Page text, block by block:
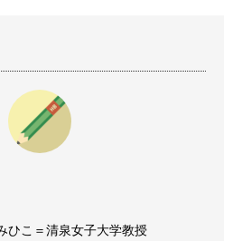
ひこ＝清泉女子大学教授